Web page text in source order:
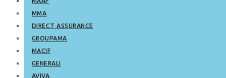
MMA
DIRECT ASSURANCE
GROUPAMA
MACIF
GENERALI
AVIVA